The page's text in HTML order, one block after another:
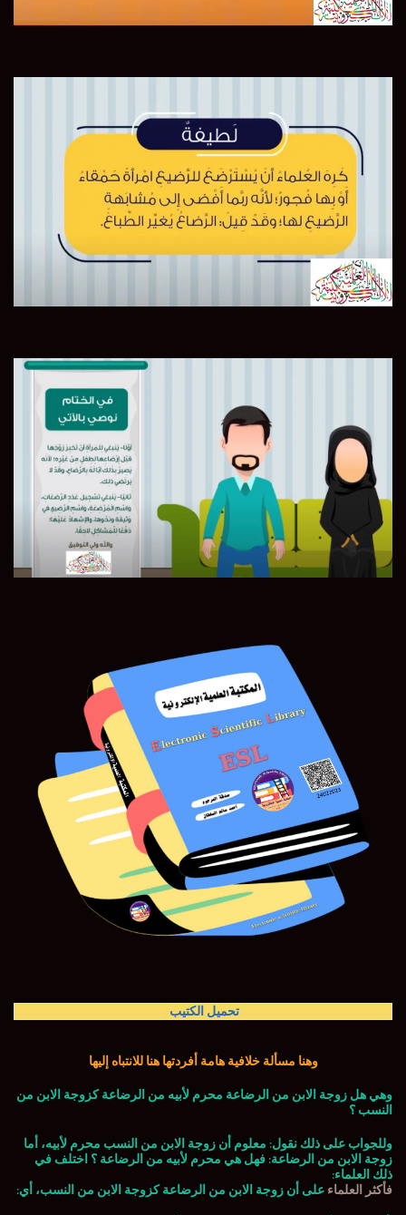
تحميل الكتيب
وهنا مسألة خلافية هامة أفردتها هنا للانتباه إليها
وهي هل زوجة الابن من الرضاعة محرم لأبيه من الرضاعة كزوجة الابن من
النسب ؟
وللجواب على ذلك نقول: معلوم أن زوجة الابن من النسب محرم لأبيه، أما
زوجة الابن من الرضاعة: فهل هي محرم لأبيه من الرضاعة ؟ اختلف في
ذلك العلماء:
فأكثر العلماء على أن زوجة الابن من الرضاعة كزوجة الابن من النسب، أي: